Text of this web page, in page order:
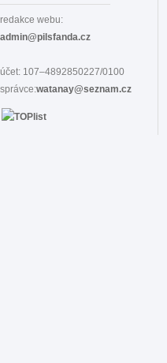
redakce webu:
admin@pilsfanda.cz
účet: 107–4892850227/0100
správce:watanay@seznam.cz